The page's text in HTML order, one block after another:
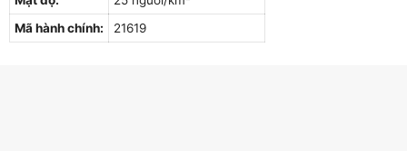
Mã hành chính:
21619